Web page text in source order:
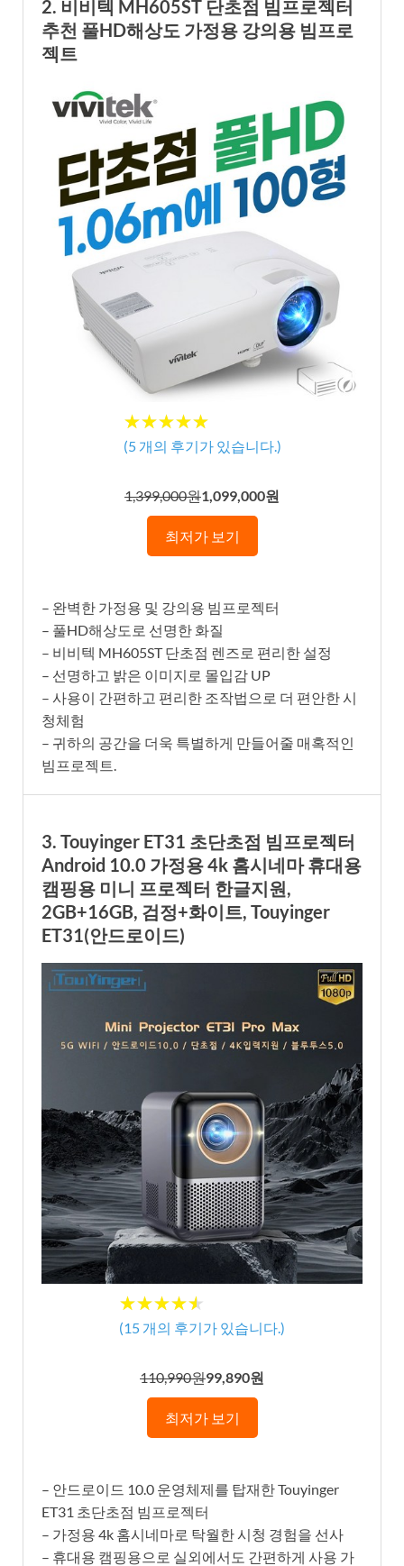
2. 비비텍 MH605ST 단초점 빔프로젝터
추천 풀HD해상도 가정용 강의용 빔프로
젝트
★★★★★
★★★★★
(5개의 후기가 있습니다.)
1,399,000원1,099,000원
최저가 보기
– 완벽한 가정용 및 강의용 빔프로젝터
– 풀HD해상도로 선명한 화질
– 비비텍 MH605ST 단초점 렌즈로 편리한 설정
– 선명하고 밝은 이미지로 몰입감 UP
– 사용이 간편하고 편리한 조작법으로 더 편안한 시
청체험
– 귀하의 공간을 더욱 특별하게 만들어줄 매혹적인
빔프로젝트.
3. Touyinger ET31 초단초점 빔프로젝터
Android 10.0 가정용 4k 홈시네마 휴대용
캠핑용 미니 프로젝터 한글지원,
2GB+16GB, 검정+화이트, Touyinger
ET31(안드로이드)
★★★★★
★★★★★
(15 개의 후기가 있습니다.)
110,990원99,890원
최저가 보기
– 안드로이드 10.0 운영체제를 탑재한 Touyinger
ET31 초단초점 빔프로젝터
– 가정용 4k 홈시네마로 탁월한 시청 경험을 선사
– 휴대용 캠핑용으로 실외에서도 간편하게 사용 가